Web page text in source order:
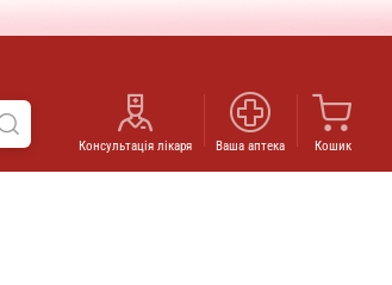
Консультація лікаря Ваша аптека Кошик